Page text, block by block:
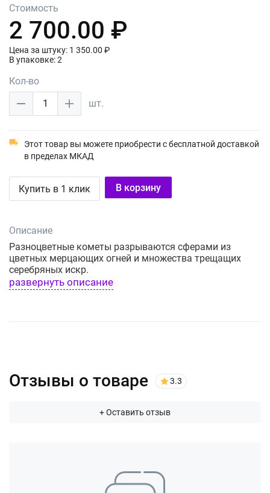
Стоимость
2 700.00 ₽
Цена за штуку: 1 350.00 ₽
В упаковке: 2
Кол-во
1
шт.
Этот товар вы можете приобрести с бесплатной доставкой
в пределах МКАД
Купить в 1 клик В корзину
Описание
Разноцветные кометы разрываются сферами из
цветных мерцающих огней и множества трещащих
серебряных искр.
развернуть описание
Отзывы о товаре 3.3
+ Оставить отзыв